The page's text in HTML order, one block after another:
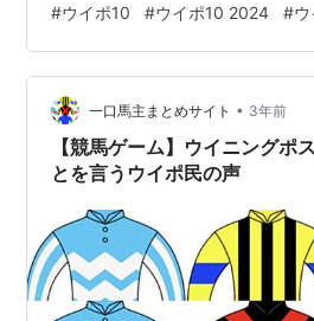
ークスレーシング競馬場がない ゴ
ステッドすらない コリアカップな
なんて入れたらきりがない… 韓国
すがに俺もう耐えられねーよ コリ
レな馬しか出走して…
#ウイポ10 #ウイポ10 2024 #
一口馬主まとめサイト • 3年前
【競馬ゲーム】ウイニングポ
とを言うウイポ民の声